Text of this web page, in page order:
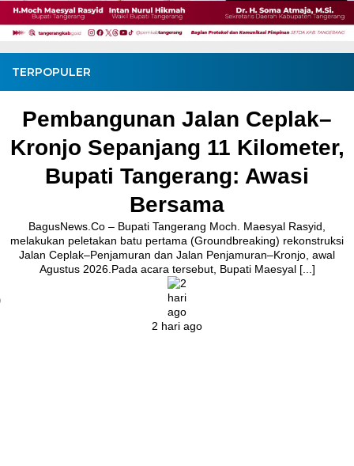
TERPOPULER
Pembangunan Jalan Ceplak–
Kronjo Sepanjang 11 Kilometer,
Bupati Tangerang: Awasi
Bersama
BagusNews.Co – Bupati Tangerang Moch. Maesyal Rasyid,
melakukan peletakan batu pertama (Groundbreaking) rekonstruksi
Jalan Ceplak–Penjamuran dan Jalan Penjamuran–Kronjo, awal
Agustus 2026.Pada acara tersebut, Bupati Maesyal [...]
2 hari ago